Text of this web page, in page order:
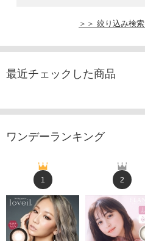
＞＞ 絞り込み検
最近チェックした商品
ワンデーランキング
1 2